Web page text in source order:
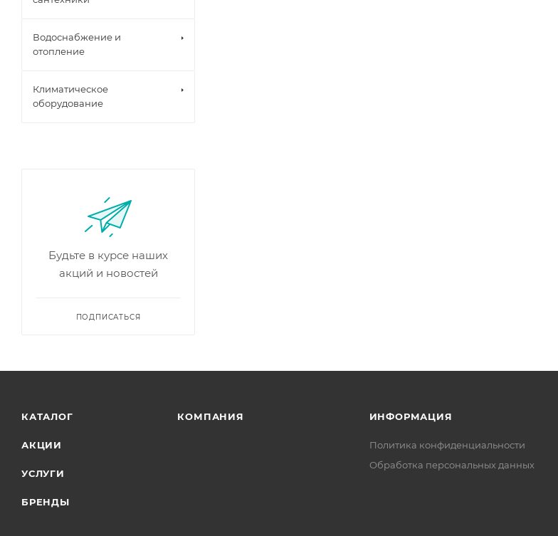
Водоснабжение и
отопление
Климатическое
оборудование
Будьте в курсе наших
акций и новостей
ПОДПИСАТЬСЯ
КАТАЛОГ
АКЦИИ
УСЛУГИ
БРЕНДЫ
КОМПАНИЯ ИНФОРМАЦИЯ
Политика конфиденциальности
Обработка персональных данных